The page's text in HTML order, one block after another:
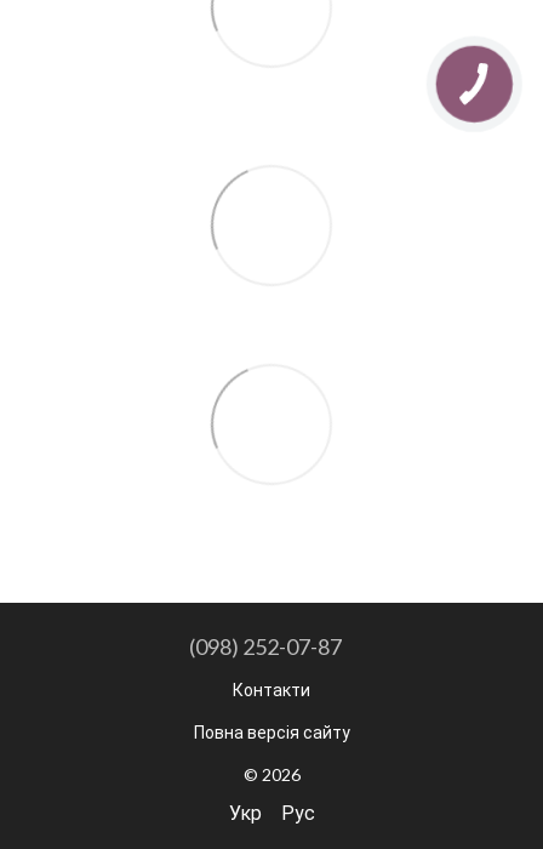
(098) 252-07-87
Контакти
Повна версія сайту
© 2026
Укр Рус